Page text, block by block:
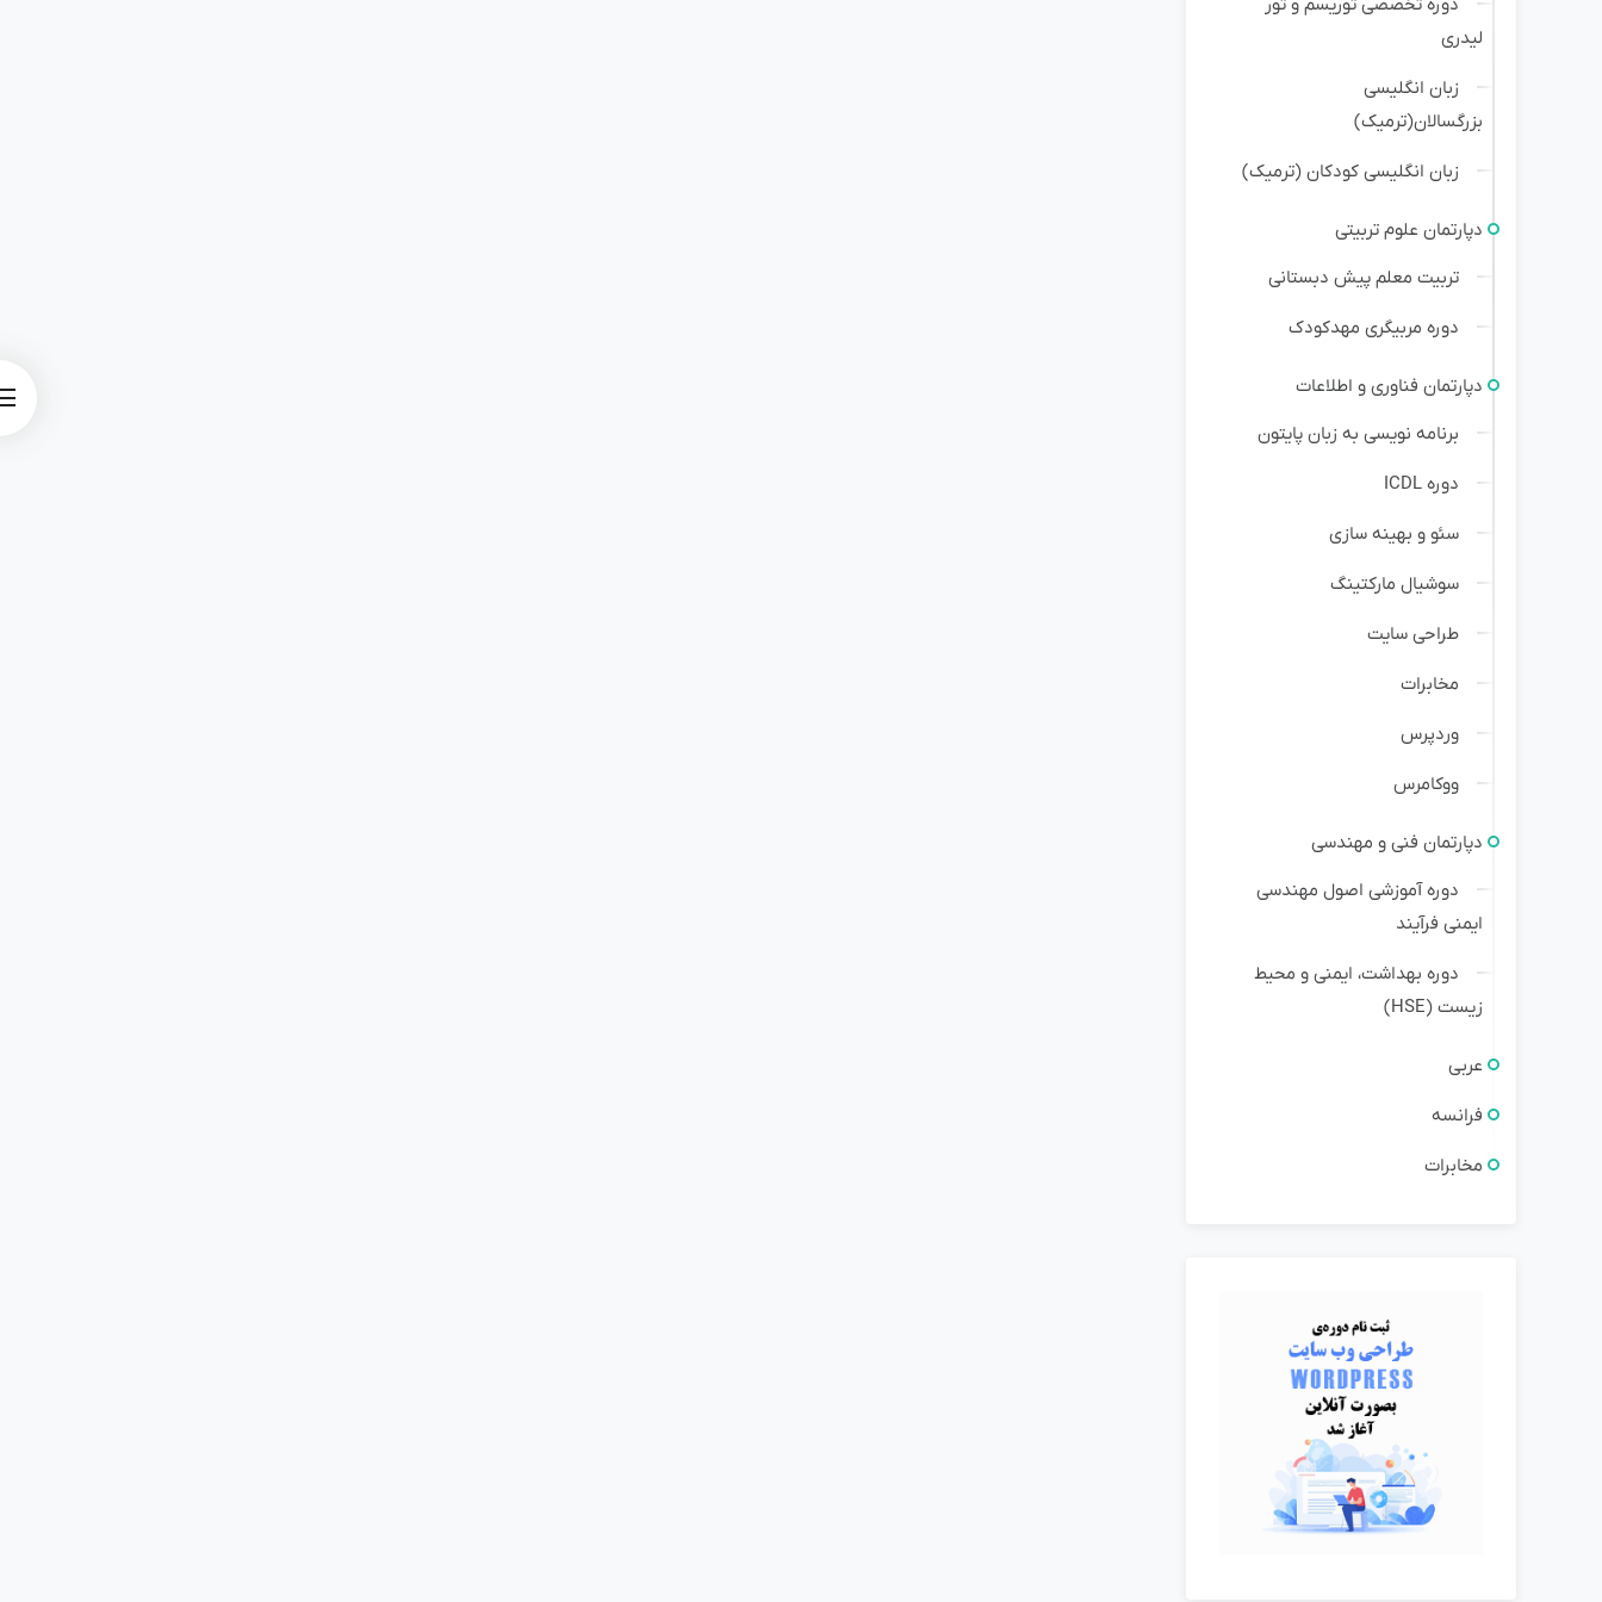
لیدری
زبان انگلیسی
بزرگسالان(ترمیک)
زبان انگلیسی کودکان (ترمیک)
دپارتمان علوم تربیتی
تربیت معلم پیش دبستانی
دوره مربیگری مهدکودک
دپارتمان فناوری و اطلاعات
برنامه نویسی به زبان پایتون
دوره ICDL
سئو و بهینه سازی
سوشیال مارکتینگ
طراحی سایت
مخابرات
وردپرس
ووکامرس
دپارتمان فنی و مهندسی
دوره آموزشی اصول مهندسی
ایمنی فرآیند
دوره بهداشت، ایمنی و محیط
زیست (HSE)
عربی
فرانسه
مخابرات